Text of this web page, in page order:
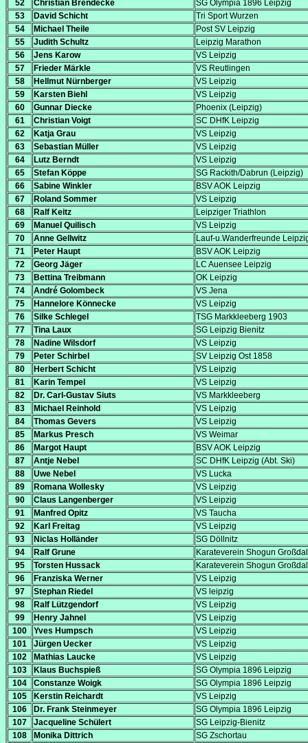
52 Christian Brendecke
SG Olympia 1896 Leipzig
53
David Schicht
Tri Sport Wurzen
54
Michael Theile
Post SV Leipzig
55
Judith Schultz
Leipzig Marathon
56
Jens Karow
VS Leipzig
57
Frieder Märkle
VS Reutlingen
58
Hellmut Nürnberger
VS Leipzig
59
Karsten Biehl
VS Leipzig
60
Gunnar Diecke
Phoenix (Leipzig)
61
Christian Voigt
SC DHfK Leipzig
62
Katja Grau
VS Leipzig
63
Sebastian Müller
VS Leipzig
64
Lutz Berndt
VS Leipzig
65
Stefan Köppe
SG Rackith/Dabrun (Leipzig)
66
Sabine Winkler
BSV AOK Leipzig
67
Roland Sommer
VS Leipzig
68
Ralf Keitz
Leipziger Triathlon
69
Manuel Quilisch
VS Leipzig
70
Anne Gellwitz
Lauf-u.Wanderfreunde
71
Peter Haupt
BSV AOK Leipzig
72
Georg Jäger
LC Auensee Leipzig
73
Bettina Treibmann
OK Leipzig
74
André Golombeck
VS Jena
75
Hannelore Könnecke
VS Leipzig
76
Silke Schlegel
TSG Markkleeberg 1903
77
Tina Laux
SG Leipzig Bienitz
78
Nadine Wilsdorf
VS Leipzig
79
Peter Schirbel
SV Leipzig Ost 1858
80
Herbert Schicht
VS Leipzig
81
Karin Tempel
VS Leipzig
82
Dr. Carl-Gustav Siuts
VS Markkleeberg
83
Michael Reinhold
VS Leipzig
84
Thomas Gevers
VS Leipzig
85
Markus Presch
VS Weimar
86
Margot Haupt
BSV AOK Leipzig
87
Antje Nebel
SC DHfK Leipzig (Abt. Ski)
88
Uwe Nebel
VS Lucka
89
Romana Wollesky
VS Leipzig
90
Claus Langenberger
VS Leipzig
91
Manfred Opitz
VS Taucha
92
Karl Freitag
VS Leipzig
93
Niclas Holländer
SG Döllnitz
94
Ralf Grune
Karateverein Shogun
95
Torsten Hussack
Karateverein Shogun
96
Franziska Werner
VS Leipzig
97
Stephan Riedel
VS leipzig
98
Ralf Lützgendorf
VS Leipzig
99
Henry Jahnel
VS Leipzig
100
Yves Humpsch
VS Leipzig
101
Jürgen Uecker
VS Leipzig
102
Mathias Laucke
VS Leipzig
103
Klaus Buchspieß
SG Olympia 1896 Leipzig
104
Constanze Woigk
SG Olympia 1896 Leipzig
105
Kerstin Reichardt
VS Leipzig
106
Dr. Frank Steinmeyer
SG Olympia 1896 Leipzig
107
Jacqueline Schülert
SG Leipzig-Bienitz
108
Monika Dittrich
SG Zschortau